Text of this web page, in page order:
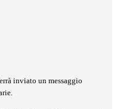
inviato un messaggio